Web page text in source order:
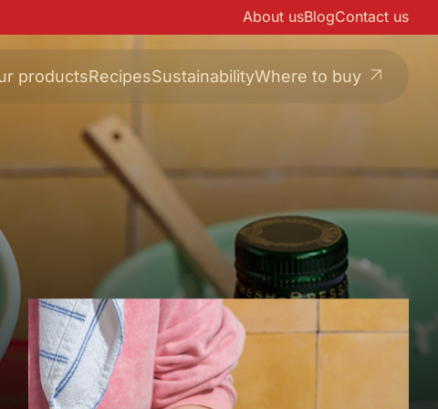
About usBlogContact us
productsRecipesSustainabilityWhere to buy